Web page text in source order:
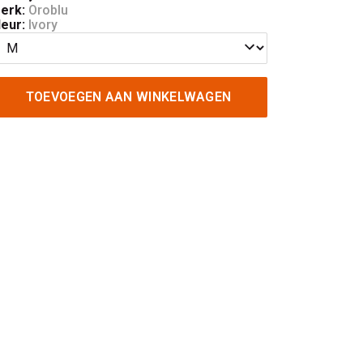
Oroblu
Ivory
TOEVOEGEN AAN WINKELWAGEN